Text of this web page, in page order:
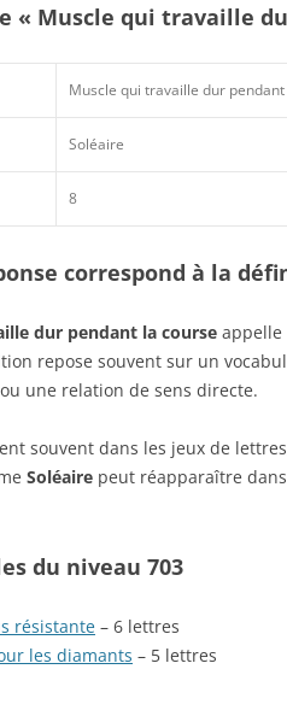
« Muscle qui travaille
Muscle qui travaille dur
Soléaire
8
correspond à la
dur pendant la course appelle
repose souvent sur un
une relation de sens directe.
souvent dans les jeux de
Soléaire peut réapparaître
du niveau 703
résistante – 6 lettres
les diamants – 5 lettres